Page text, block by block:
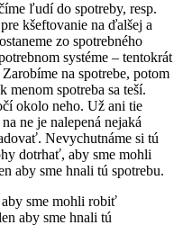
ľudí do spotreby, resp.
kšeftovanie na ďalšej a
zo spotrebného
systéme – tentokrát
na spotrebe, potom
menom spotreba sa teší.
okolo neho. Už ani tie
ne je nalepená nejaká
Nevychutnáme si tú
dotrhať, aby sme mohli
aby sme hnali tú spotrebu.
sme mohli robiť
aby sme hnali tú